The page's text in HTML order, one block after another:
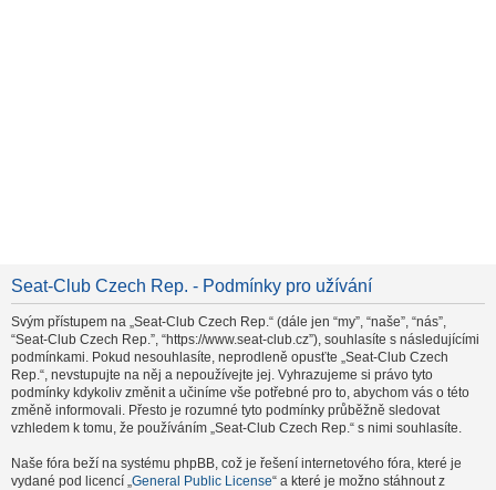
Seat-Club Czech Rep. - Podmínky pro užívání
Svým přístupem na „Seat-Club Czech Rep.“ (dále jen “my”, “naše”, “nás”,
“Seat-Club Czech Rep.”, “https://www.seat-club.cz”), souhlasíte s následujícími
podmínkami. Pokud nesouhlasíte, neprodleně opusťte „Seat-Club Czech
Rep.“, nevstupujte na něj a nepoužívejte jej. Vyhrazujeme si právo tyto
podmínky kdykoliv změnit a učiníme vše potřebné pro to, abychom vás o této
změně informovali. Přesto je rozumné tyto podmínky průběžně sledovat
vzhledem k tomu, že používáním „Seat-Club Czech Rep.“ s nimi souhlasíte.
Naše fóra beží na systému phpBB, což je řešení internetového fóra, které je
vydané pod licencí „General Public License“ a které je možno stáhnout z